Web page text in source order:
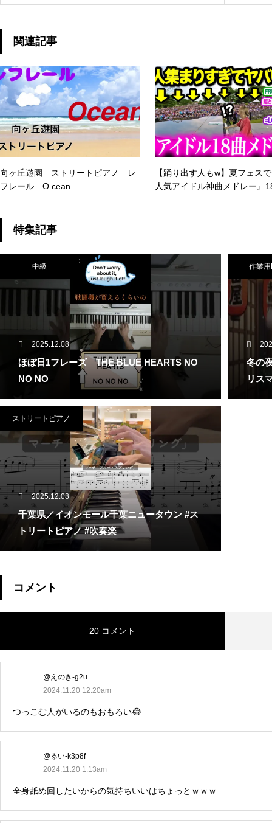
piano #楽譜 #ゆず #公私混同
り』
関連記事
向ヶ丘遊園 ストリートピアノ レ
フレール O cean
【踊り出す人もw】夏フェス
人気アイドル神曲メドレー』
特集記事
中級
2025.12.08
ほぼ日1フレーズ THE BLUE HEARTS NO
NO NO
作業用
冬の
リス
ストリートピアノ
2025.12.08
千葉県／イオンモール千葉ニュータウン #ス
トリートピアノ #吹奏楽
コメント
20 コメント
@えのき-g2u
2024.11.20 12:20am
つっこむ人がいるのもおもろい😂
@るい-k3p8f
2024.11.20 1:13am
全身舐め回したいからの気持ちいいはちょっとｗｗｗ